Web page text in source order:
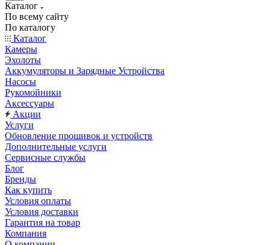
Каталог
По всему сайту
По каталогу
Каталог
Камеры
Эхолоты
Аккумуляторы и Зарядные Устройства
Насосы
Рукомойники
Аксессуары
Акции
Услуги
Обновление прошивок и устройств
Дополнительные услуги
Сервисные службы
Блог
Бренды
Как купить
Условия оплаты
Условия доставки
Гарантия на товар
Компания